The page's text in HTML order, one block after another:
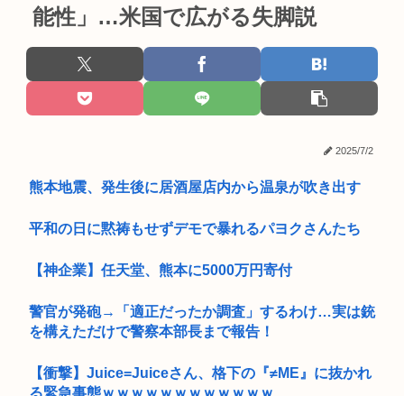
能性」…米国で広がる失脚説
2025/7/2
熊本地震、発生後に居酒屋店内から温泉が吹き出す
平和の日に黙祷もせずデモで暴れるパヨクさんたち
【神企業】任天堂、熊本に5000万円寄付
警官が発砲→「適正だったか調査」するわけ…実は銃
を構えただけで警察本部長まで報告！
【衝撃】Juice=Juiceさん、格下の『≠ME』に抜かれ
る緊急事態ｗｗｗｗｗｗｗｗｗｗｗｗ